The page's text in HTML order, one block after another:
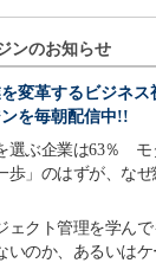
ンのお知らせ
変革するビジネス
を毎朝配信中!!
選ぶ企業は63％ モ
歩」のはずが、な
ェクト管理を学んで
いのか、あるいは